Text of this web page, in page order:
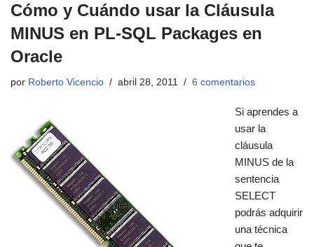
Cómo y Cuándo usar la Cláusula
MINUS en PL-SQL Packages en
Oracle
por Roberto Vicencio abril 28, 2011 6 comentarios
Si aprendes a
usar la
cláusula
MINUS de la
sentencia
SELECT
podrás adquirir
una técnica